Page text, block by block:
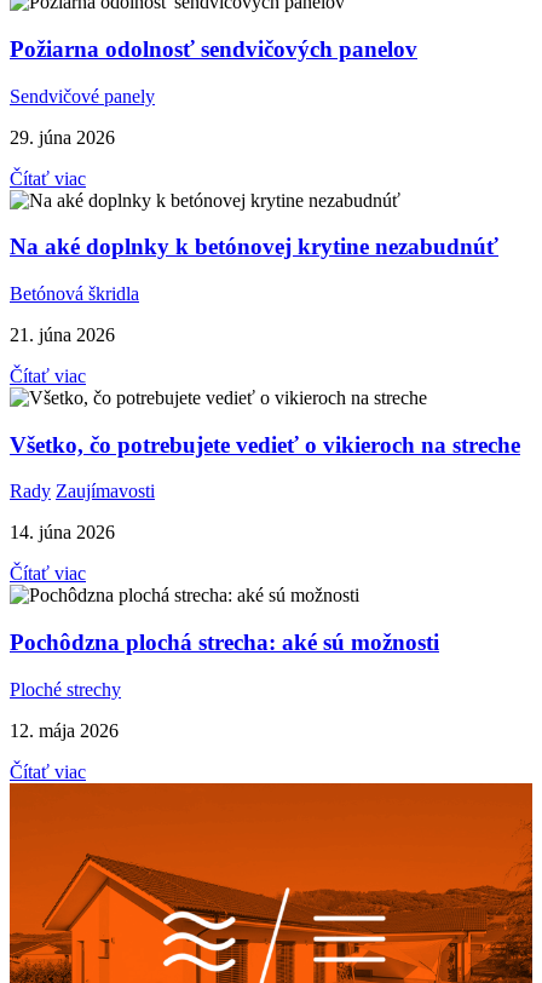
Požiarna odolnosť sendvičových panelov
Sendvičové panely
29. júna 2026
Čítať viac
Na aké doplnky k betónovej krytine nezabudnúť
Betónová škridla
21. júna 2026
Čítať viac
Všetko, čo potrebujete vedieť o vikieroch na streche
Rady Zaujímavosti
14. júna 2026
Čítať viac
Pochôdzna plochá strecha: aké sú možnosti
Ploché strechy
12. mája 2026
Čítať viac